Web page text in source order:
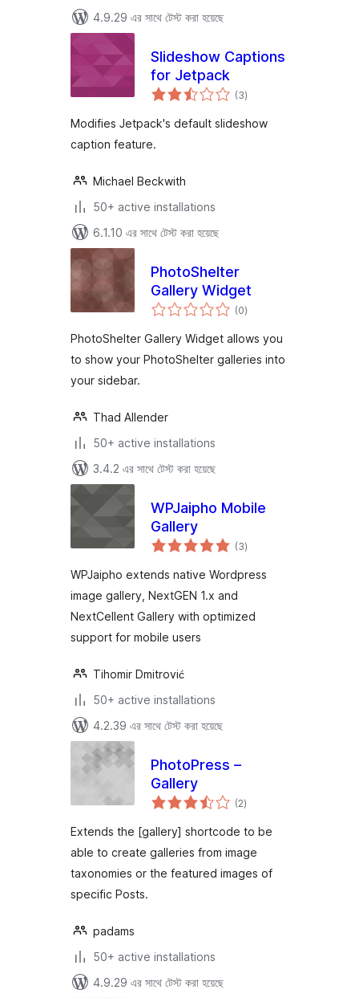
4.9.29 এর সাথে টেস্ট করা হয়েছে
Slideshow Captions
for Jetpack
(3total
ratings
)
Modifies Jetpack's default slideshow
caption feature.
Michael Beckwith
50+ active installations
6.1.10 এর সাথে টেস্ট করা হয়েছে
PhotoShelter
Gallery Widget
(0total
ratings
)
PhotoShelter Gallery Widget allows you
to show your PhotoShelter galleries into
your sidebar.
Thad Allender
50+ active installations
3.4.2 এর সাথে টেস্ট করা হয়েছে
WPJaipho Mobile
Gallery
(3total
ratings
)
WPJaipho extends native Wordpress
image gallery, NextGEN 1.x and
NextCellent Gallery with optimized
support for mobile users
Tihomir Dmitrović
50+ active installations
4.2.39 এর সাথে টেস্ট করা হয়েছে
PhotoPress –
Gallery
(2total
ratings
)
Extends the [gallery] shortcode to be
able to create galleries from image
taxonomies or the featured images of
specific Posts.
padams
50+ active installations
4.9.29 এর সাথে টেস্ট করা হয়েছে